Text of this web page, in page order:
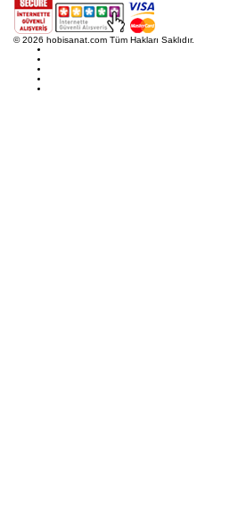
© 2026 hobisanat.com Tüm Hakları Saklıdır.